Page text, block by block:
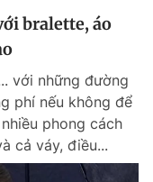
quảng cáo
bralette, áo
với những đường
phí nếu không để
phong cách
cả váy, điều...